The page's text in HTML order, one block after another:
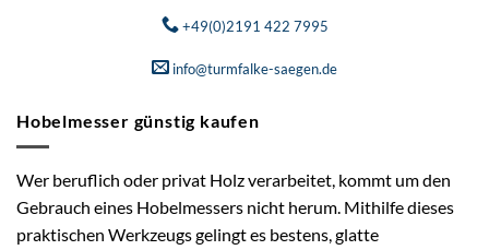
+49(0)2191 422 7995
info@turmfalke-saegen.de
Hobelmesser günstig kaufen
Wer beruflich oder privat Holz verarbeitet, kommt um den
Gebrauch eines Hobelmessers nicht herum. Mithilfe dieses
praktischen Werkzeugs gelingt es bestens, glatte